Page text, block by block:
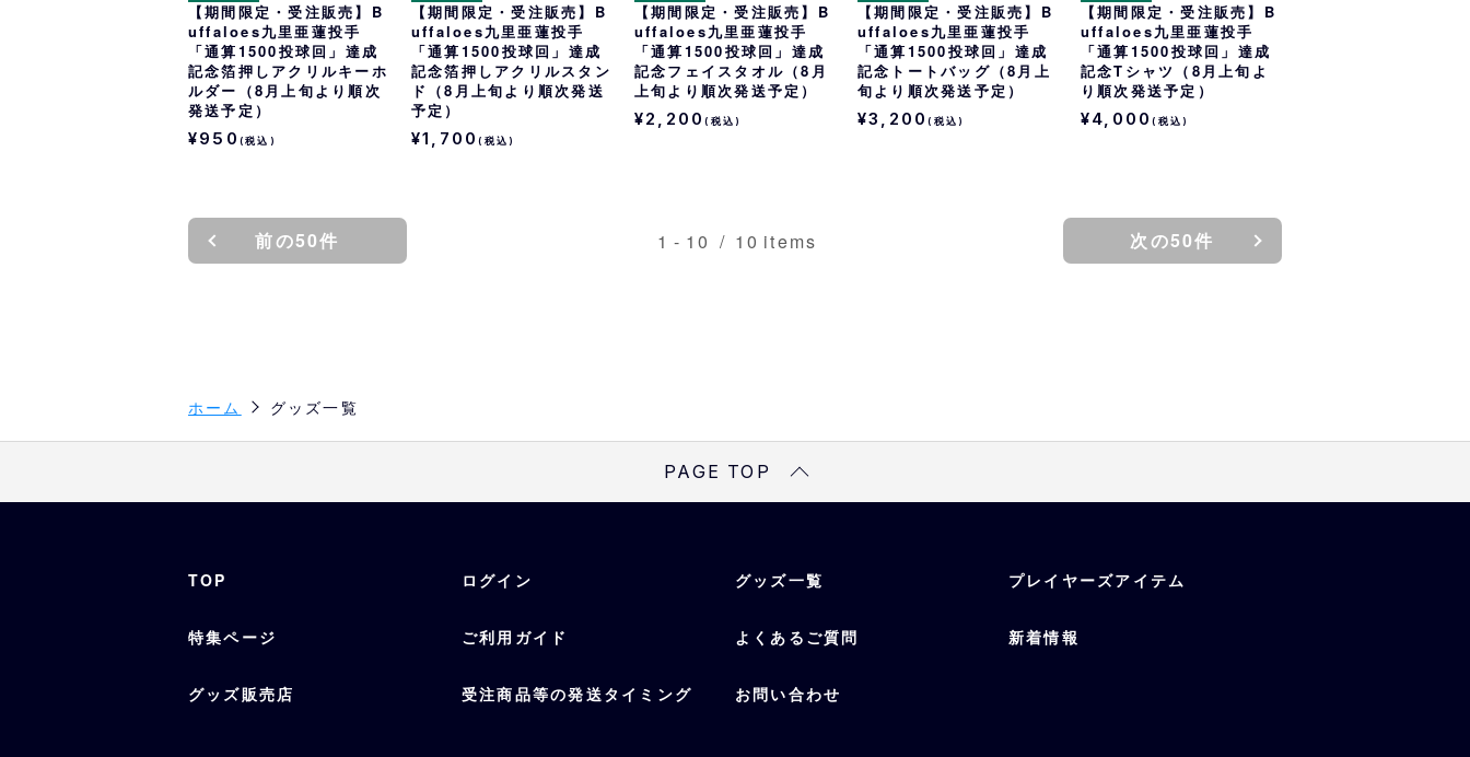
【期間限定・受注販売】B
uffaloes九里亜蓮投手
「通算1500投球回」達成
記念箔押しアクリルキーホ
ルダー（8月上旬より順次
発送予定）
¥950 (税込)
【期間限定・受注販売】B
uffaloes九里亜蓮投手
「通算1500投球回」達成
記念箔押しアクリルスタン
ド（8月上旬より順次発送
予定）
¥1,700(税込)
【期間限定・受注販売】B
uffaloes九里亜蓮投手
「通算1500投球回」達成
記念フェイスタオル（8月
上旬より順次発送予定）
¥2,200(税込)
【期間限定・受注販売】B
uffaloes九里亜蓮投手
「通算1500投球回」達成
記念トートバッグ（8月上
旬より順次発送予定）
¥3,200(税込)
【期間限定・受注販売】B
uffaloes九里亜蓮投手
「通算1500投球回」達成
記念Tシャツ（8月上旬よ
り順次発送予定）
¥4,000(税込)
1 - 10 / 10 items
前の50件 次の50件
ホーム グッズ一覧
PAGE TOP
TOP ログイン グッズ一覧 プレイヤーズアイテム
特集ページ ご利用ガイド よくあるご質問 新着情報
グッズ販売店 受注商品等の発送タイミング お問い合わせ